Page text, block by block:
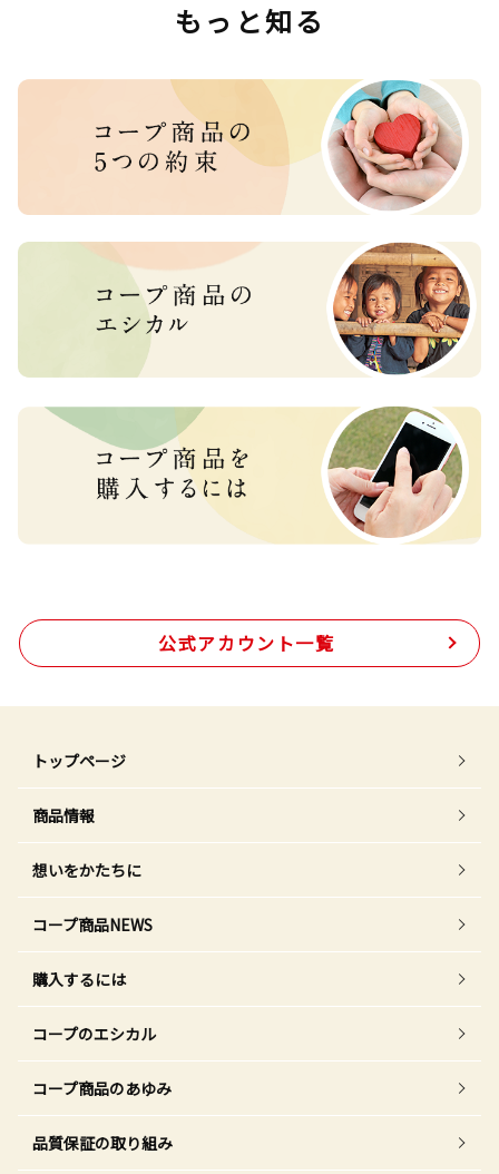
もっと知る
公式アカウント一覧
トップページ
商品情報
想いをかたちに
コープ商品NEWS
購入するには
コープのエシカル
コープ商品のあゆみ
品質保証の取り組み